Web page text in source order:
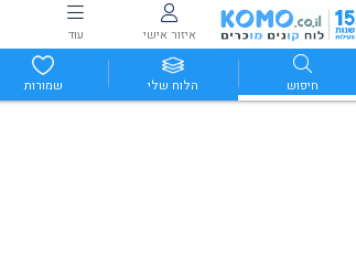
איזור אישי עוד
חיפוש הלוח שלי שמורות